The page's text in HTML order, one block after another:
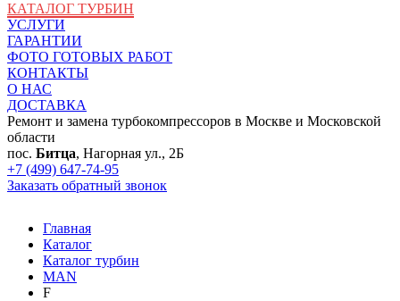
КАТАЛОГ ТУРБИН
УСЛУГИ
ГАРАНТИИ
ФОТО ГОТОВЫХ РАБОТ
КОНТАКТЫ
О НАС
ДОСТАВКА
Ремонт и замена турбокомпрессоров в Москве и Московской
области
пос. Битца, Нагорная ул., 2Б
+7 (499) 647-74-95
Заказать обратный звонок
Главная
Каталог
Каталог турбин
MAN
F